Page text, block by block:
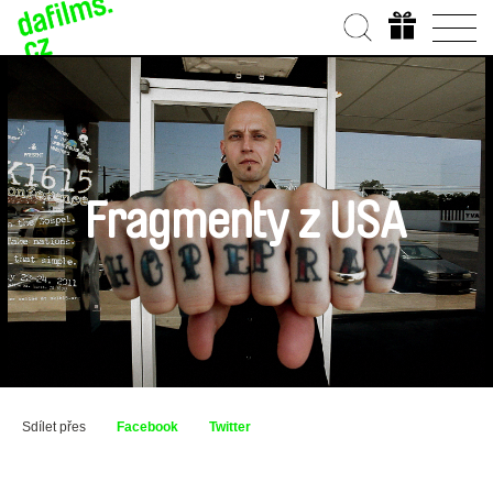
Fragmenty z USA
Sdílet přes Facebook Twitter